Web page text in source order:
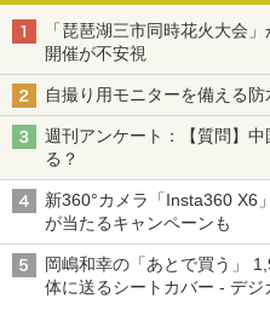
「琵琶湖三市同時花火大会
開催が不安視
自撮り用モニターを備える
週刊アンケート：【質問】
る？
新360°カメラ「Insta360
が当たるキャンペーンも
岡嶋和幸の「あとで買う」
体に送るシートカバー - デジ